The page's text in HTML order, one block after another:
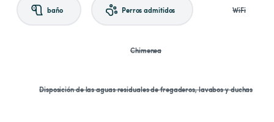
baño Perros admitidos WiFi
Chimenea
Disposición de las aguas residuales de fregaderos, lavabos y duchas